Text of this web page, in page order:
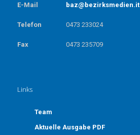
E-Mail baz@bezirksmedien.it
Telefon 0473 233024
Fax 0473 235709
Links
Team
Aktuelle Ausgabe PDF